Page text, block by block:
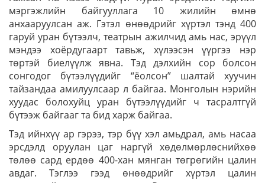
мэргэжлийн байгууллага 10 жилийн өмнө
анхааруулсан аж. Гэтэл өнөөдрийг хүртэл тэнд 400
гаруй уран бүтээлч, театрын ажилчид амь нас, эрүүл
мэндээ хоёрдугаарт тавьж, хүлээсэн үүргээ нэр
төртэй биелүүлж явна. Тэд дэлхийн сор болсон
сонгодог бүтээлүүдийг “ёолсон” шалтай хуучин
тайзандаа амилуулсаар л байгаа. Монголын нэрийн
хуудас болохуйц уран бүтээлүүдийг ч тасралтгүй
бүтээж байгааг та бид харж байгаа.
Тэд ийнхүү ар гэрээ, тэр бүү хэл амьдрал, амь насаа
эрсдэлд оруулан цаг наргүй хөдөлмөрлөснийхөө
төлөө сард ердөө 400-хан мянган төгрөгийн цалин
авдаг. Тэглээ гээд өнөөдрийг хүртэл цалин